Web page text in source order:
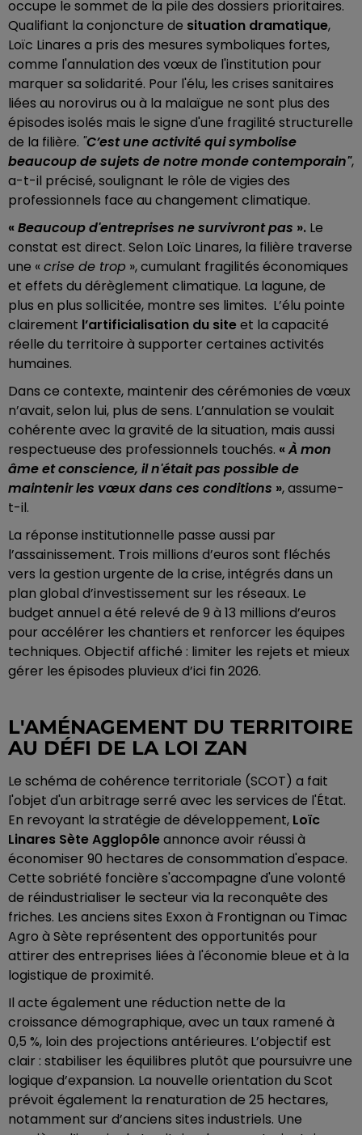
occupe le sommet de la pile des dossiers prioritaires.
Qualifiant la conjoncture de situation dramatique,
Loïc Linares a pris des mesures symboliques fortes,
comme l'annulation des vœux de l'institution pour
marquer sa solidarité. Pour l'élu, les crises sanitaires
liées au norovirus ou à la malaïgue ne sont plus des
épisodes isolés mais le signe d'une fragilité structurelle
de la filière. "C’est une activité qui symbolise
beaucoup de sujets de notre monde contemporain",
a-t-il précisé, soulignant le rôle de vigies des
professionnels face au changement climatique.
«Beaucoup d'entreprises ne survivront pas ». Le
constat est direct. Selon Loïc Linares, la filière traverse
une «crise de trop », cumulant fragilités économiques
et effets du dérèglement climatique. La lagune, de
plus en plus sollicitée, montre ses limites. L’élu pointe
clairement l’artificialisation du siteet la capacité
réelle du territoire à supporter certaines activités
humaines.
Dans ce contexte, maintenir des cérémonies de vœux
n’avait, selon lui, plus de sens. L’annulation se voulait
cohérente avec la gravité de la situation, mais aussi
respectueuse des professionnels touchés. «À mon
âme et conscience, il n'était pas possible de
maintenir les vœux dans ces conditions », assume-
t-il.
La réponse institutionnelle passe aussi par
l’assainissement. Trois millions d’euros sont fléchés
vers la gestion urgente de la crise, intégrés dans un
plan global d’investissement sur les réseaux. Le
budget annuel a été relevé de 9 à 13 millions d’euros
pour accélérer les chantiers et renforcer les équipes
techniques. Objectif affiché : limiter les rejets et mieux
gérer les épisodes pluvieux d’ici fin 2026.
L'AMÉNAGEMENT DU TERRITOIRE
AU DÉFI DE LA LOI ZAN
Le schéma de cohérence territoriale (SCOT) a fait
l'objet d'un arbitrage serré avec les services de l'État.
En revoyant la stratégie de développement, Loïc
Linares Sète Agglopôleannonce avoir réussi à
économiser 90 hectares de consommation d'espace.
Cette sobriété foncière s'accompagne d'une volonté
de réindustrialiser le secteur via la reconquête des
friches. Les anciens sites Exxon à Frontignan ou Timac
Agro à Sète représentent des opportunités pour
attirer des entreprises liées à l'économie bleue et à la
logistique de proximité.
Il acte également une réduction nette de la
croissance démographique, avec un taux ramené à
0,5 %, loin des projections antérieures. L’objectif est
clair : stabiliser les équilibres plutôt que poursuivre une
logique d’expansion. La nouvelle orientation du Scot
prévoit également la renaturation de 25 hectares,
notamment sur d’anciens sites industriels. Une